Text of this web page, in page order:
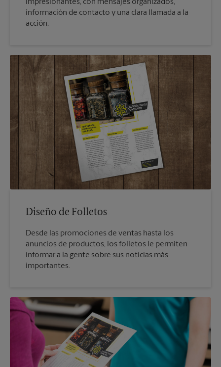
impresionantes, con mensajes organizados,
información de contacto y una clara llamada a la
acción.
Diseño de Folletos
Desde las promociones de ventas hasta los
anuncios de productos, los folletos le permiten
informar a la gente sobre sus noticias más
importantes.